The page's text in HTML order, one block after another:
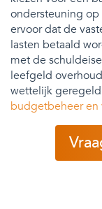
ondersteuning
ervoor dat de
lasten betaald
met de
leefgeld
wettelijk
budgetbeheer